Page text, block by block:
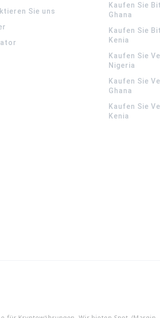
Sie uns
Kaufen Sie
Ghana
Kaufen Sie
Kenia
Kaufen Sie
Nigeria
Kaufen Sie
Ghana
Kaufen Sie
Kenia